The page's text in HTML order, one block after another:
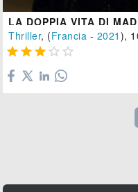
LA DOPPIA VITA DI
Thriller, (Francia - 2021 ),
    